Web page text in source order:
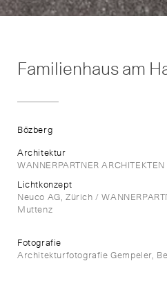
Familienhaus am
Bözberg
Architektur
WANNERPARTNER
Lichtkonzept
Neuco AG, Zürich /
Muttenz
Fotografie
Architekturfotografie Gempeler,